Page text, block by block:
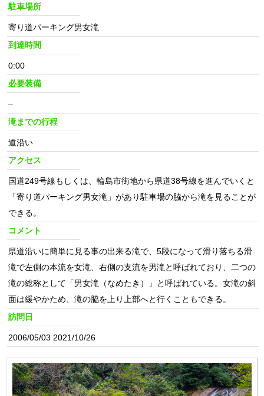
駐車場所
寄り道パーキング男女滝
到達時間
0:00
必要装備
–
滝までの行程
道沿い
アクセス
国道249号線もしくは、輪島市街地から県道38号線を進んでいくと
「寄り道パーキング男女滝」があり駐車場の脇から滝を見ることが
できる。
コメント
県道沿いに簡単に見る事の出来る滝で、5段になって滑り落ちる滑
滝で左側の本流を女滝、右側の支流を男滝と呼ばれており、二つの
滝の総称として「男女滝（なめたき）」と呼ばれている。女滝の斜
面は緩やかため、滝の脇を上り上部へと行くこともできる。
訪問日
2006/05/03 2021/10/26